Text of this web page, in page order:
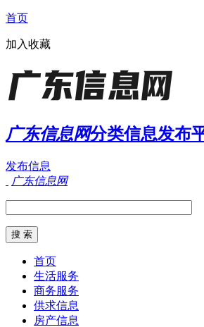
首页
加入收藏
广东信息网分类信息发布
发布信息
广东信息网
首页
生活服务
商务服务
供求信息
房产信息